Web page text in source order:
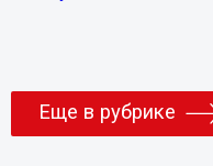
Еще в рубрике